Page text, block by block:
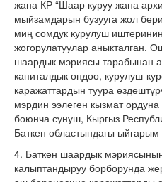
жана КР “Шаар куруу жана
мыйзамдарын бузууга жол
миң сомдук курулуш
жогорулатуулар аныкталган.
шаардык мэриясы тарабынан
капиталдык оңдоо, курулуш-
каражаттардын туура
мэрдин ээлеген кызмат
боюнча сунуш, Кыргыз
Баткен областындагы ыйгарым
4. Баткен шаардык
калыптандыруу борборунда